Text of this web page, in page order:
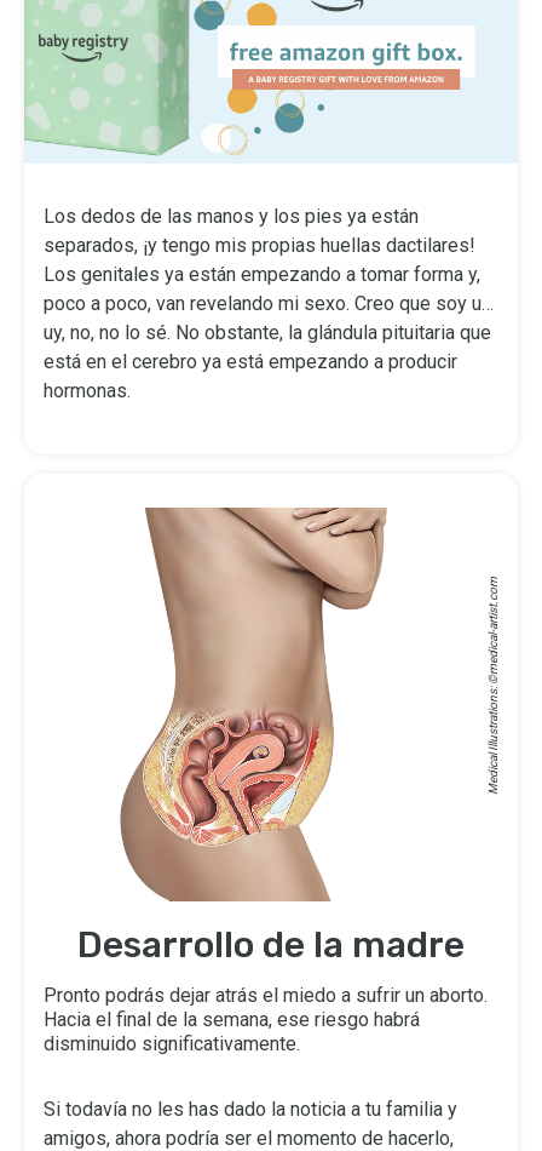
Los dedos de las manos y los pies ya están
separados, ¡y tengo mis propias huellas dactilares!
Los genitales ya están empezando a tomar forma y,
poco a poco, van revelando mi sexo. Creo que soy u…
uy, no, no lo sé. No obstante, la glándula pituitaria que
está en el cerebro ya está empezando a producir
hormonas.
Medical Illustrations: ©
medical-artist.com
Desarrollo de la madre
Pronto podrás dejar atrás el miedo a sufrir un aborto.
Hacia el final de la semana, ese riesgo habrá
disminuido significativamente.
Si todavía no les has dado la noticia a tu familia y
amigos, ahora podría ser el momento de hacerlo,